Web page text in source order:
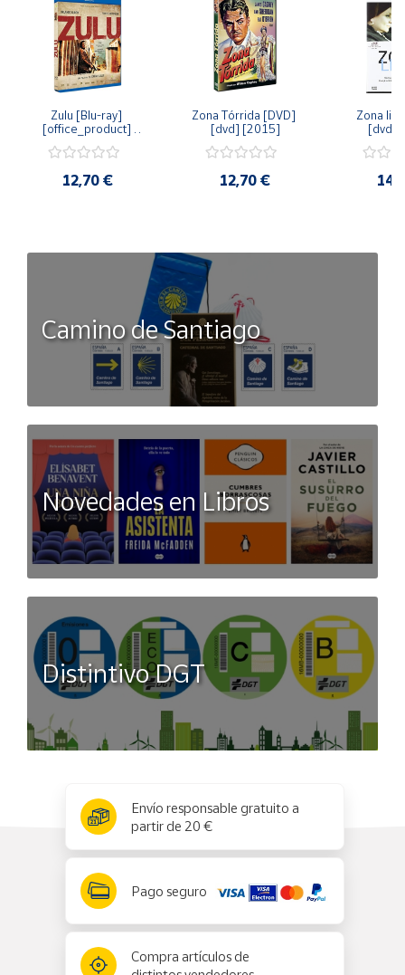
Zulu [Blu-ray]
[office_product]
12,70 €
Zona Tórrida [DVD]
[dvd] [2015]
12,70 €
Zona
[dvd]
Camino de Santiago
Novedades en Libros
Distintivo DGT
Envío responsable gratuito a
partir de 20 €
Pago seguro
Compra artículos de